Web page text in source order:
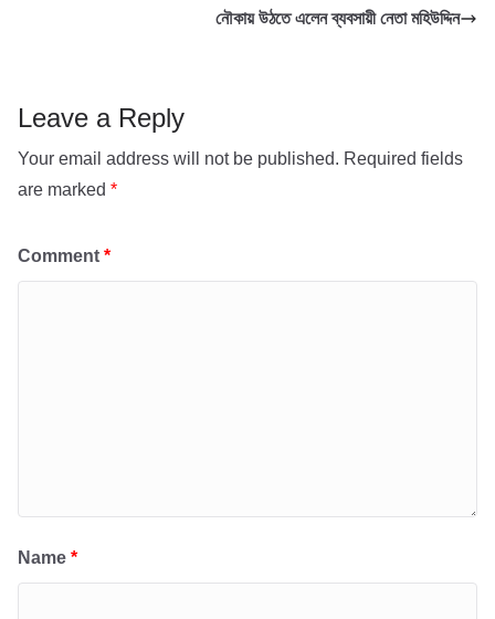
k
নৌকায় উঠতে এলেন ব্যবসায়ী নেতা মহিউদ্দিন
Leave a Reply
Your email address will not be published. Required fields
are marked *
Comment *
Name *